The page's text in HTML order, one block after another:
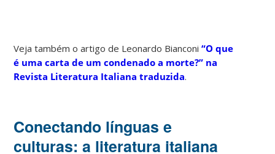
Veja também o artigo de Leonardo Bianconi“O que
é uma carta de um condenado a morte?” na
Revista Literatura Italiana traduzida.
Conectando línguas e
culturas: a literatura italiana